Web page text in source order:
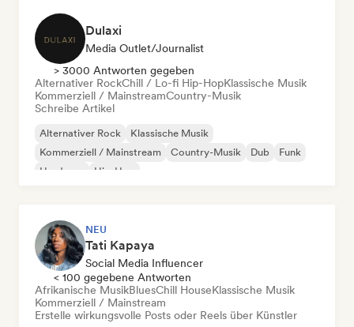
Dulaxi
Media Outlet/Journalist
> 3000 Antworten gegeben
Alternativer RockChill / Lo-fi Hip-HopKlassische Musik
Kommerziell / MainstreamCountry-Musik
Schreibe Artikel
Alternativer Rock
Klassische Musik
Kommerziell / Mainstream
Country-Musik Dub
Funk
Hardcore
Hip-Hop
NEU
Tati Kapaya
Social Media Influencer
< 100 gegebene Antworten
Afrikanische MusikBluesChill HouseKlassische Musik
Kommerziell / Mainstream
Erstelle wirkungsvolle Posts oder Reels über Künstler